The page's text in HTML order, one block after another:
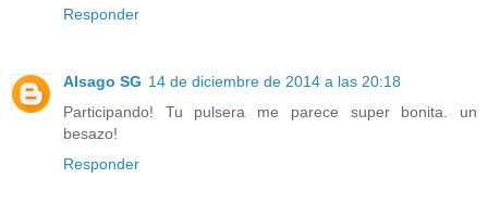
Responder
Alsago SG 14 de diciembre de 2014 a las 20:18
Participando! Tu pulsera me parece super bonita. un
besazo!
Responder